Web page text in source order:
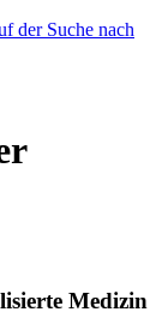
der Suche nach
Medizin